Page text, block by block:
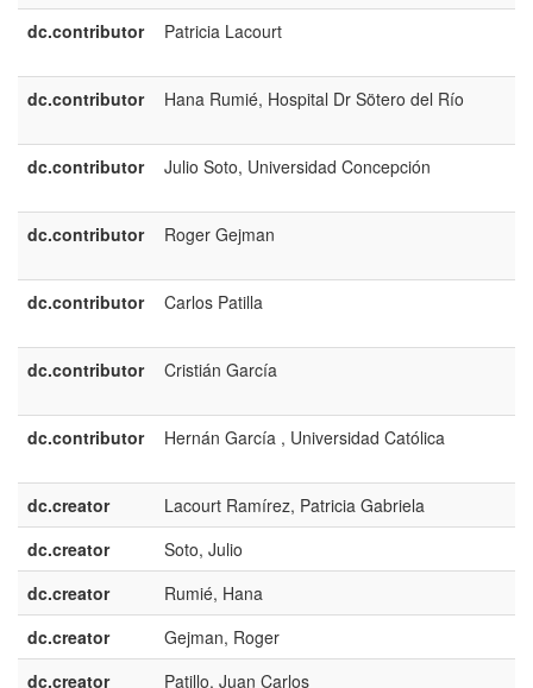
dc.contributor
Patricia Lacourt
dc.contributor
Hana Rumié, Hospital Dr Sötero del Río
dc.contributor
Julio Soto, Universidad Concepción
dc.contributor
Roger Gejman
dc.contributor
Carlos Patilla
dc.contributor
Cristián García
dc.contributor
Hernán García , Universidad Católica
dc.creator
Lacourt Ramírez, Patricia Gabriela
dc.creator
Soto, Julio
dc.creator
Rumié, Hana
dc.creator
Gejman, Roger
dc.creator
Patillo, Juan Carlos